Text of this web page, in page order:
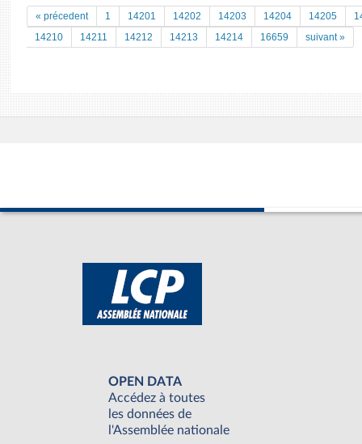
« précedent 1 14201 14202 14203 14204 14205
14210
14211 14212 14213 14214 16659 suivant »
OPEN DATA
Accédez à toutes
les données de
l'Assemblée nationale